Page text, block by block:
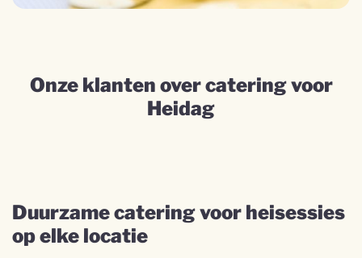
Onze klanten over catering voor
Heidag
Duurzame catering voor heisessies
op elke locatie